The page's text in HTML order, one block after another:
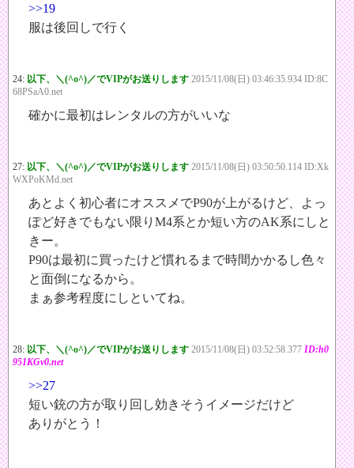
>>19
服は後回しで行く
24: 以下、＼(^o^)／でVIPがお送りします 2015/11/08(日) 03:46:35.934 ID:8C
68PSaA0.net
確かに最初はレンタルの方がいいな
27: 以下、＼(^o^)／でVIPがお送りします 2015/11/08(日) 03:50:50.114 ID:Xk
WXPoKMd.net
あとよく初心者にオススメでP90が上がるけど、よっ
ぽど好きでもない限りM4系とか短い方のAK系にしと
きー。
P90は最初に買ったけど慣れるまで時間かかるし色々
と面倒になるから。
まぁ参考程度にしといてね。
28: 以下、＼(^o^)／でVIPがお送りします 2015/11/08(日) 03:52:58.377 ID:h0
951KGv0.net
>>27
短い銃の方が取り回し効きそうイメージだけど
ありがとう！